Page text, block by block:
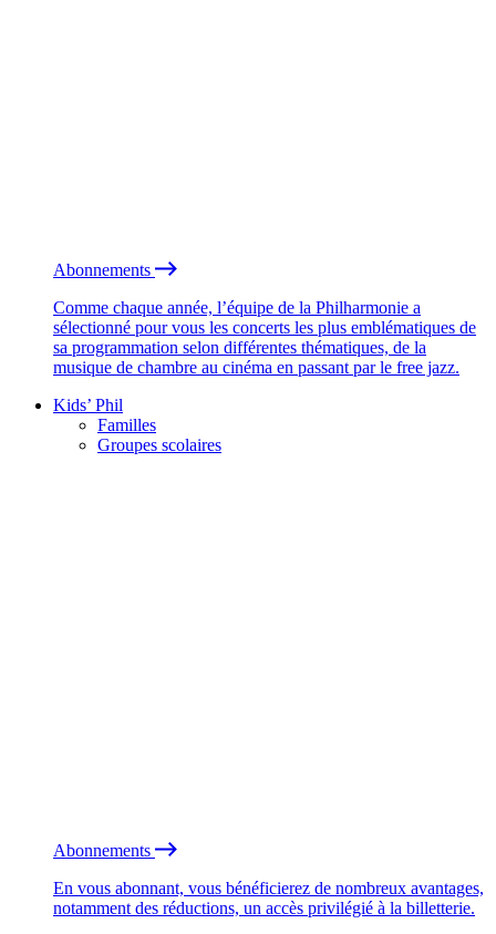
Abonnements
Comme chaque année, l’équipe de la Philharmonie a
sélectionné pour vous les concerts les plus emblématiques de
sa programmation selon différentes thématiques, de la
musique de chambre au cinéma en passant par le free jazz.
Kids’ Phil
Familles
Groupes scolaires
Abonnements
En vous abonnant, vous bénéficierez de nombreux avantages,
notamment des réductions, un accès privilégié à la billetterie.